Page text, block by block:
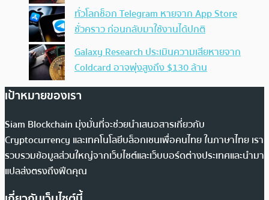
ทั่วโลกช็อก Telegram หายจาก App Store
ชั่วคราว ก่อนกลับมาใช้งานได้ปกติ
Galaxy Research ประเมินความเสียหายจาก
Coldcard อาจพุ่งสูงถึง $130 ล้าน
เป้าหมายของเรา
Siam Blockchain มุ่งมั่นที่จะช่วยนำเสนอสารเกี่ยวกับ
Cryptocurrency และเทคโนโลยีบล็อกเชนเพื่อคนไทย ในภาษาไทย เรา
รวบรวมข้อมูลส่วนใหญ่จากเว็บไซต์และเว็บบอร์ดต่างประเทศและนำมา
แปลส่งตรงถึงฟีดคุณ